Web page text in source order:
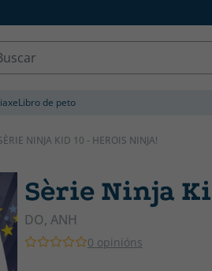
Libro de peto
NINJA KID 10 - HEROIS NINJA!
CATALÁN
Sèrie Ninja
DO, ANH
0 opinións